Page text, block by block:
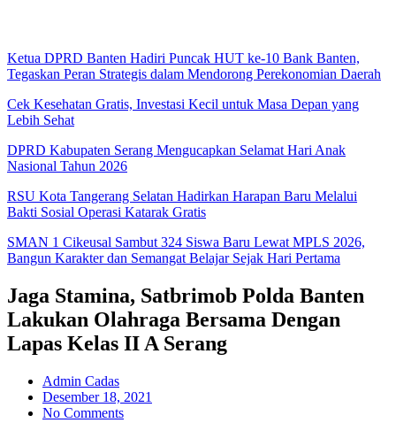
Ketua DPRD Banten Hadiri Puncak HUT ke-10 Bank Banten,
Tegaskan Peran Strategis dalam Mendorong Perekonomian Daerah
Cek Kesehatan Gratis, Investasi Kecil untuk Masa Depan yang
Lebih Sehat
DPRD Kabupaten Serang Mengucapkan Selamat Hari Anak
Nasional Tahun 2026
RSU Kota Tangerang Selatan Hadirkan Harapan Baru Melalui
Bakti Sosial Operasi Katarak Gratis
SMAN 1 Cikeusal Sambut 324 Siswa Baru Lewat MPLS 2026,
Bangun Karakter dan Semangat Belajar Sejak Hari Pertama
Jaga Stamina, Satbrimob Polda Banten
Lakukan Olahraga Bersama Dengan
Lapas Kelas II A Serang
Admin Cadas
Desember 18, 2021
No Comments